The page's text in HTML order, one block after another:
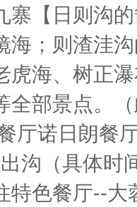
寨【日则沟
海；则渣洼
虎海、树正
全部景点。
厅诺日朗餐
沟（具体时
特色餐厅--大